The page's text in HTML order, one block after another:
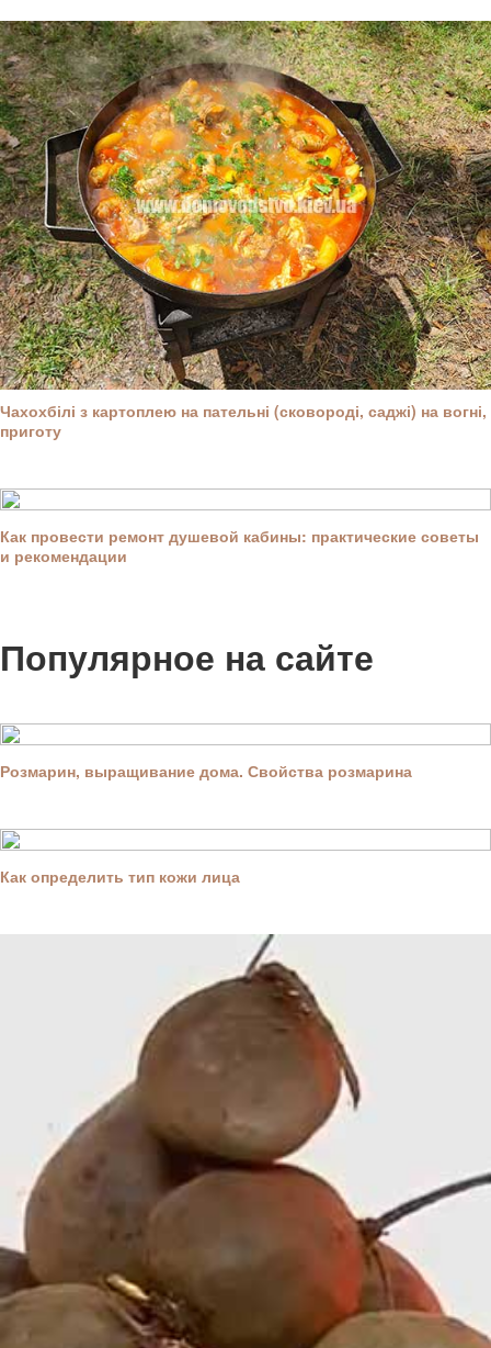
Чахохбілі з картоплею на пательні (сковороді, саджі) на вогні,
приготу
Как провести ремонт душевой кабины: практические советы
и рекомендации
Популярное на сайте
Розмарин, выращивание дома. Свойства розмарина
Как определить тип кожи лица